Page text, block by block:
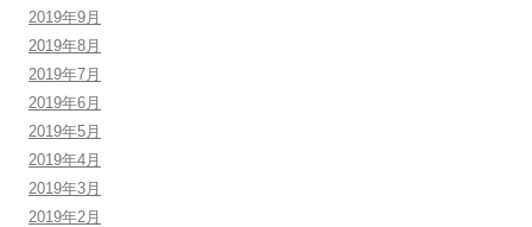
2019年9月
2019年8月
2019年7月
2019年6月
2019年5月
2019年4月
2019年3月
2019年2月